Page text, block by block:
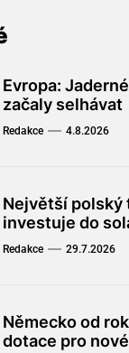
Evropa:
začaly selhávat
Redakce 4.8.2026
Největší polský
investuje do
Redakce 29.7.2026
Německo od
dotace pro